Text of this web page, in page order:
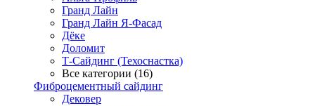
Гранд Лайн
Гранд Лайн Я-Фасад
Дёке
Доломит
Т-Сайдинг (Техоснастка)
Все категории (16)
Фиброцементный сайдинг
Дековер